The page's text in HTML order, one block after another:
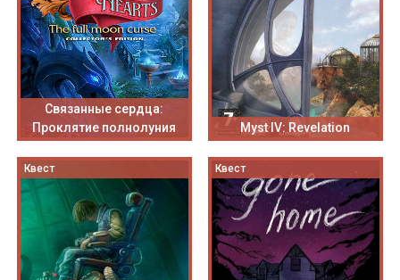
Связанные сердца:
Проклятие полнолуния
Myst IV: Revelation
Квест Квест